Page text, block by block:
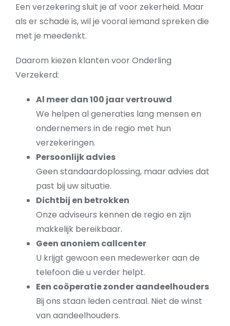
Een verzekering sluit je af voor zekerheid. Maar
als er schade is, wil je vooral iemand spreken die
met je meedenkt.
Daarom kiezen klanten voor Onderling
Verzekerd:
Al meer dan 100 jaar vertrouwd
We helpen al generaties lang mensen en
ondernemers in de regio met hun
verzekeringen.
Persoonlijk advies
Geen standaardoplossing, maar advies dat
past bij uw situatie.
Dichtbij en betrokken
Onze adviseurs kennen de regio en zijn
makkelijk bereikbaar.
Geen anoniem callcenter
U krijgt gewoon een medewerker aan de
telefoon die u verder helpt.
Een coöperatie zonder aandeelhouders
Bij ons staan leden centraal. Niet de winst
van aandeelhouders.